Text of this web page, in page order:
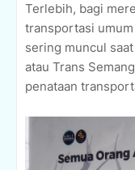
Terlebih, bagi
transportasi
sering muncul
atau Trans
penataan